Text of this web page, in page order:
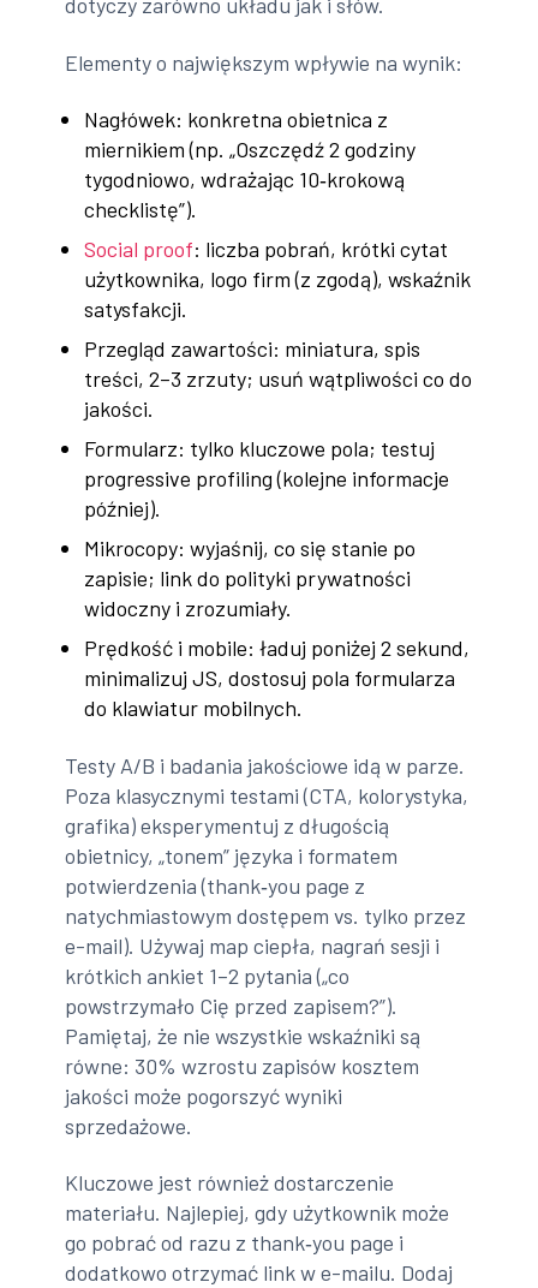
Elementy o największym wpływie na wynik:
Nagłówek: konkretna obietnica z
miernikiem (np. „Oszczędź 2 godziny
tygodniowo, wdrażając 10‑krokową
checklistę”).
Social proof: liczba pobrań, krótki cytat
użytkownika, logo firm (z zgodą), wskaźnik
satysfakcji.
Przegląd zawartości: miniatura, spis
treści, 2–3 zrzuty; usuń wątpliwości co do
jakości.
Formularz: tylko kluczowe pola; testuj
progressive profiling (kolejne informacje
później).
Mikrocopy: wyjaśnij, co się stanie po
zapisie; link do polityki prywatności
widoczny i zrozumiały.
Prędkość i mobile: ładuj poniżej 2 sekund,
minimalizuj JS, dostosuj pola formularza
do klawiatur mobilnych.
Testy A/B i badania jakościowe idą w parze.
Poza klasycznymi testami (CTA, kolorystyka,
grafika) eksperymentuj z długością
obietnicy, „tonem” języka i formatem
potwierdzenia (thank‑you page z
natychmiastowym dostępem vs. tylko przez
e-mail). Używaj map ciepła, nagrań sesji i
krótkich ankiet 1–2 pytania („co
powstrzymało Cię przed zapisem?”).
Pamiętaj, że nie wszystkie wskaźniki są
równe: 30% wzrostu zapisów kosztem
jakości może pogorszyć wyniki
sprzedażowe.
Kluczowe jest również dostarczenie
materiału. Najlepiej, gdy użytkownik może
go pobrać od razu z thank‑you page i
dodatkowo otrzymać link w e-mailu. Dodaj